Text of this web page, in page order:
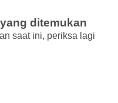
ditemukan
saat ini, periksa lagi